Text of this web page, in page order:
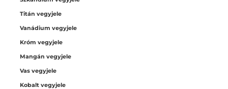
Titán vegyjele
Vanádium vegyjele
Króm vegyjele
Mangán vegyjele
Vas vegyjele
Kobalt vegyjele